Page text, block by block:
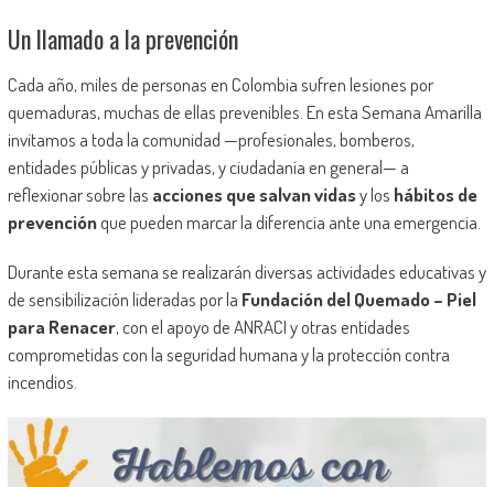
Un llamado a la prevención
Cada año, miles de personas en Colombia sufren lesiones por
quemaduras, muchas de ellas prevenibles. En esta Semana Amarilla
invitamos a toda la comunidad —profesionales, bomberos,
entidades públicas y privadas, y ciudadanía en general— a
reflexionar sobre las acciones que salvan vidasy los hábitos de
prevenciónque pueden marcar la diferencia ante una emergencia.
Durante esta semana se realizarán diversas actividades educativas y
de sensibilización lideradas por la Fundación del Quemado – Piel
para Renacer, con el apoyo de ANRACI y otras entidades
comprometidas con la seguridad humana y la protección contra
incendios.